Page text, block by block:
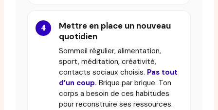
Mettre en place un nouveau
quotidien
Sommeil régulier, alimentation,
sport, méditation, créativité,
contacts sociaux choisis. Pas tout
d’un coup. Brique par brique. Ton
corps a besoin de ces habitudes
pour reconstruire ses ressources.